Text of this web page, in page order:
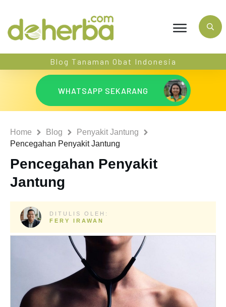
Blog Tanaman Obat Indonesia
WHATSAPP SEKARANG
Home Blog
Penyakit Jantung
Pencegahan Penyakit Jantung
Pencegahan Penyakit
Jantung
DITULIS OLEH:
FERY IRAWAN